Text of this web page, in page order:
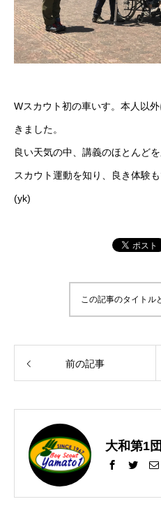
Wスカウト初の車いす。本人以
きました。
良い天気の中、講義のほとんど
スカウト運動を知り、良き体験
(yk)
この記事のタイトル
前の記事
大和第1団